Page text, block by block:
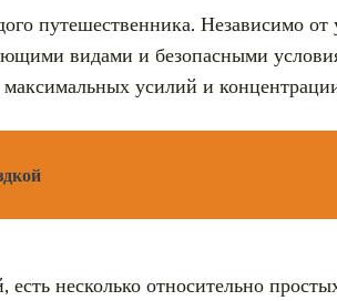
путешественника. Независимо от
видами и безопасными
усилий и
несколько относительно